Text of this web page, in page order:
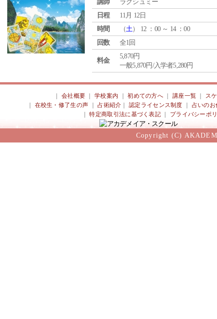
講師
ラクシュミー
日程
11月 12日
時間
（土） 12 ：00 ～ 14 ：00
回数
全1回
料金
5,870円
一般5,870円/入学者5,280円
会社概要 ｜学校案内 ｜初めての方へ 講座一覧
ス
在校生・修了生の声 ｜占術紹介 ｜認定ライセンス制度
占いのお
｜特定商取引法に基づく表記 プライバシーポ
Copyright (C)